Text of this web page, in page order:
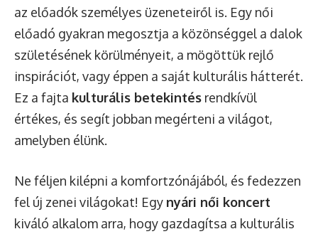
az előadók személyes üzeneteiről is. Egy női
előadó gyakran megosztja a közönséggel a dalok
születésének körülményeit, a mögöttük rejlő
inspirációt, vagy éppen a saját kulturális hátterét.
Ez a fajta kulturális betekintés rendkívül
értékes, és segít jobban megérteni a világot,
amelyben élünk.
Ne féljen kilépni a komfortzónájából, és fedezzen
fel új zenei világokat! Egy nyári női koncert
kiváló alkalom arra, hogy gazdagítsa a kulturális